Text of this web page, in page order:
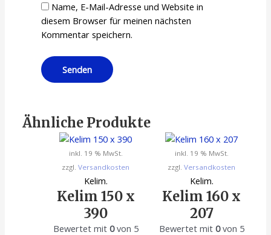
Name, E-Mail-Adresse und Website in
diesem Browser für meinen nächsten
Kommentar speichern.
Ähnliche Produkte
inkl. 19 % MwSt.
zzgl.Versandkosten
Kelim.
Kelim 150 x
390
Bewertet mit 0von 5
inkl. 19 % MwSt.
zzgl.Versandkosten
Kelim.
Kelim 160 x
207
Bewertet mit 0von 5